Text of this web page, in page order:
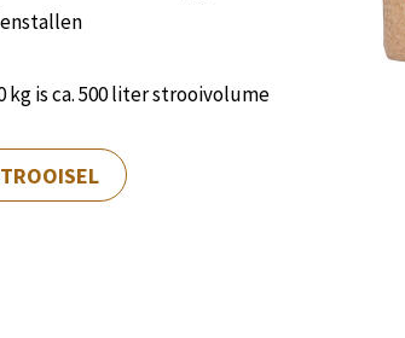
kg is ca. 500 liter strooivolume